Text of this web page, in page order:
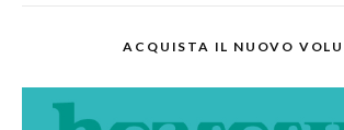
ACQUISTA IL NUOVO